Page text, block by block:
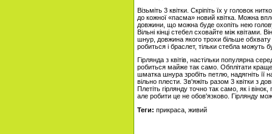
Візьміть 3 квітки. Скріпіть їх у головок
до кожної «пасма» новий квітка. Можна
довжини, що можна буде охопіть нею
Вільні кінці стебел сховайте між квітами.
шнур, довжина якого трохи більше
робиться і браслет, тільки стебла можуть
Гірлянда з квітів, настільки популярна
робиться майже так само. Обплітати
шматка шнура зробіть петлю, надягніть
вільно плести. Зв'яжіть разом 3 квітки з
Плетіть гірлянду точно так само, як і
але робити це не обов'язково. Гірлянду
Теги: прикраса, живий